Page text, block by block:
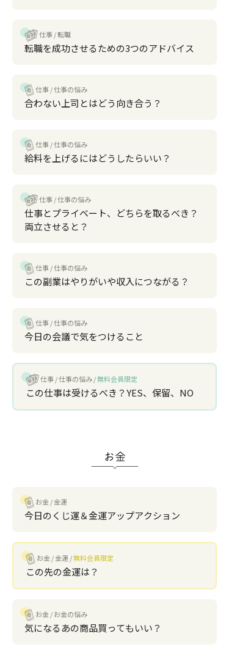
仕事 転職
転職を成功させるための3つのアドバイス
仕事 仕事の悩み
合わない上司とはどう向き合う？
仕事 仕事の悩み
給料を上げるにはどうしたらいい？
仕事 仕事の悩み
仕事とプライベート、どちらを取るべき？
両立させると？
仕事 仕事の悩み
この副業はやりがいや収入につながる？
仕事 仕事の悩み
今日の会議で気をつけること
仕事 仕事の悩み 無料会員限定
この仕事は受けるべき？YES、保留、NO
お金
お金 金運
今日のくじ運＆金運アップアクション
お金 金運 無料会員限定
この先の金運は？
お金 お金の悩み
気になるあの商品買ってもいい？